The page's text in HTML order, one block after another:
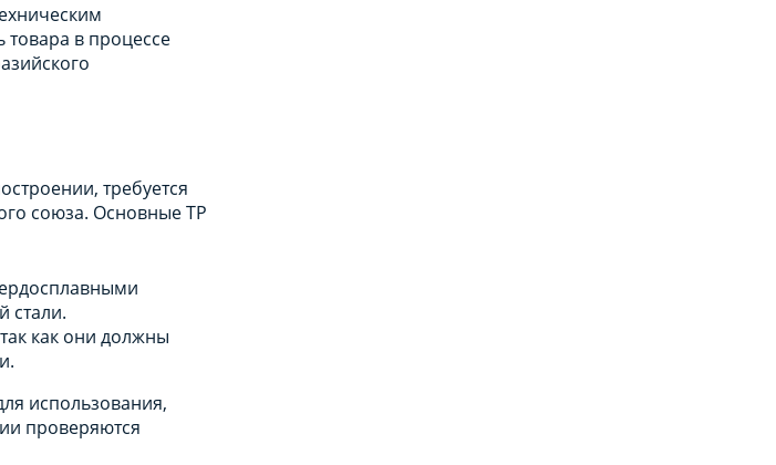
товара в процессе
требуется
союза. Основные ТР
стали.
как они должны
использования,
проверяются